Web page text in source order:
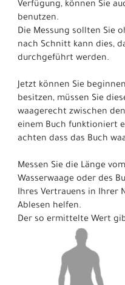
Verfügung, können Sie
benutzen.
Die Messung sollten Sie
nach Schnitt kann dies,
durchgeführt werden.
Jetzt können Sie
besitzen, müssen Sie
waagerecht zwischen
einem Buch funktioniert
achten dass das Buch
Messen Sie die Länge
Wasserwaage oder des
Ihres Vertrauens in Ihrer
Ablesen helfen.
Der so ermittelte Wert